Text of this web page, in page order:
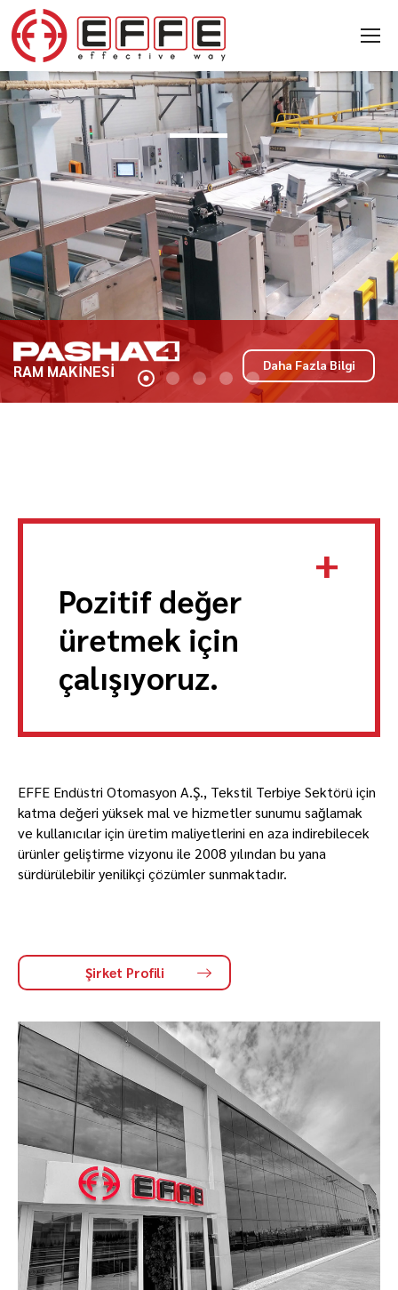
RAM MAKİNESİ Daha Fazla Bilgi
+
Pozitif değer
üretmek için
çalışıyoruz.
EFFE Endüstri Otomasyon A.Ş., Tekstil Terbiye Sektörü için
katma değeri yüksek mal ve hizmetler sunumu sağlamak
ve kullanıcılar için üretim maliyetlerini en aza indirebilecek
ürünler geliştirme vizyonu ile 2008 yılından bu yana
sürdürülebilir yenilikçi çözümler sunmaktadır.
Şirket Profili